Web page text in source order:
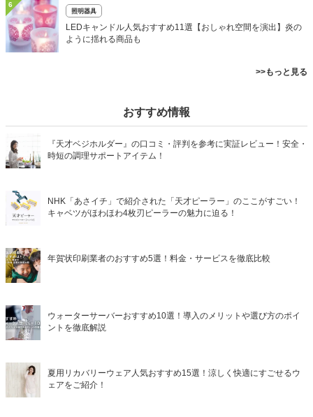
6
照明器具
LEDキャンドル人気おすすめ11選【おしゃれ空間を演出】炎の
ように揺れる商品も
>>もっと見る
おすすめ情報
『天才ベジホルダー』の口コミ・評判を参考に実証レビュー！安全・
時短の調理サポートアイテム！
NHK「あさイチ」で紹介された「天才ピーラー」のここがすごい！
キャベツがほわほわ4枚刃ピーラーの魅力に迫る！
年賀状印刷業者のおすすめ5選！料金・サービスを徹底比較
ウォーターサーバーおすすめ10選！導入のメリットや選び方のポイ
ントを徹底解説
夏用リカバリーウェア人気おすすめ15選！涼しく快適にすごせるウ
ェアをご紹介！